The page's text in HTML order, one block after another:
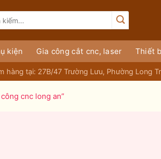
kiện Gia công cắt cnc, laser Thiết
hàng tại: 27B/47 Trường Lưu, Phường Long
cnc long an”